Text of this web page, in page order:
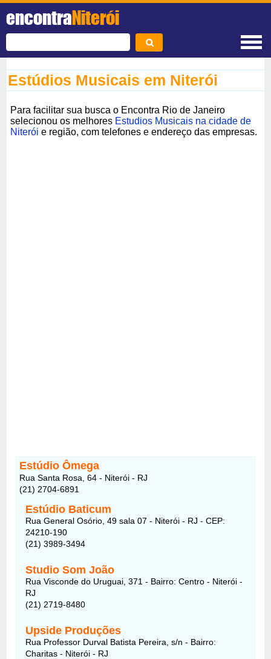
encontraNiterói
Estúdios Musicais em Niterói
Para facilitar sua busca o Encontra Rio de Janeiro
selecionou os melhores Estudios Musicais na cidade de
Niterói e região, com telefones e endereço das empresas.
Estúdio Ômega
Rua Santa Rosa, 64 - Niterói - RJ
(21) 2704-6891
Estúdio Baticum
Rua General Osório, 49 sala 07 - Niterói - RJ - CEP:
24210-190
(21) 3989-3494
Studio Som João
Rua Visconde do Uruguai, 371 - Bairro: Centro - Niterói -
RJ
(21) 2719-8480
Upside Produções
Rua Professor Durval Batista Pereira, s/n - Bairro:
Charitas - Niterói - RJ